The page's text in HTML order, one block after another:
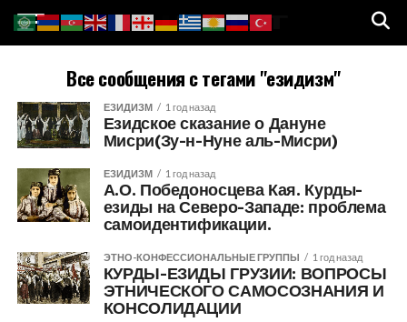
Все сообщения с тегами "езидизм"
ЕЗИДИЗМ 1 год назад
Езидское сказание о Дануне
Мисри(Зу-н-Нуне аль-Мисри)
ЕЗИДИЗМ 1 год назад
А.О. Победоносцева Кая. Курды-
езиды на Северо-Западе: проблема
самоидентификации.
ЭТНО-КОНФЕССИОНАЛЬНЫЕ ГРУППЫ 1 год назад
КУРДЫ-ЕЗИДЫ ГРУЗИИ: ВОПРОСЫ
ЭТНИЧЕСКОГО САМОСОЗНАНИЯ И
КОНСОЛИДАЦИИ